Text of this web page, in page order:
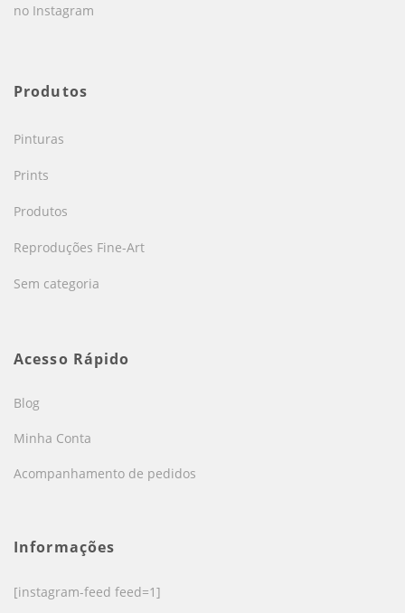
no Instagram
Produtos
Pinturas
Prints
Produtos
Reproduções Fine-Art
Sem categoria
Acesso Rápido
Blog
Minha Conta
Acompanhamento de pedidos
Informações
[instagram-feed feed=1]